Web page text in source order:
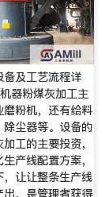
备及工艺流程详
器粉煤灰加工主
磨粉机，还有给料
除尘器等。设备的
工的主要投资，
产线配置方案，
，让让整条生产线
出，是管理者获得